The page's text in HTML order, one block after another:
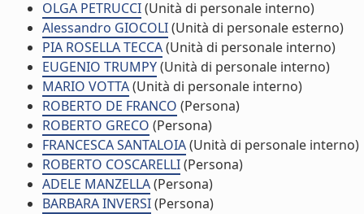
OLGA PETRUCCI(Unità di personale interno)
Alessandro GIOCOLI(Unità di personale esterno)
PIA ROSELLA TECCA(Unità di personale interno)
EUGENIO TRUMPY(Unità di personale interno)
MARIO VOTTA(Unità di personale interno)
ROBERTO DE FRANCO (Persona)
ROBERTO GRECO (Persona)
FRANCESCA SANTALOIA(Unità di personale interno)
ROBERTO COSCARELLI(Persona)
ADELE MANZELLA(Persona)
BARBARA INVERSI(Persona)